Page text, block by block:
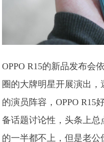
OPPO R15的新品发布会
圈的大牌明星开展演出
的演员阵容，OPPO R15
备话题讨论性，头条上总
的一半都不上，但是老